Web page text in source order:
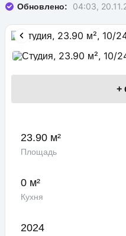
Обновлено: 04:03,
+
23.90 м²
Площадь
0 м²
Кухня
2024